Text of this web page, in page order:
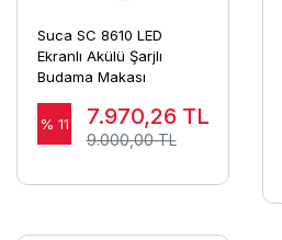
Suca SC 8610 LED
Ekranlı Akülü Şarjlı
Budama Makası
% 11 7.970,26 TL
9.000,00 TL